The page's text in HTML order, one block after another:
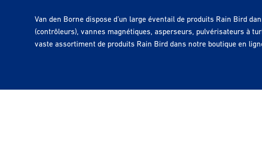
Van den Borne dispose d’un large éventail de produits Rain Bird
(contrôleurs), vannes magnétiques, asperseurs, pulvérisateurs à
vaste assortiment de produits Rain Bird dans notre boutique en